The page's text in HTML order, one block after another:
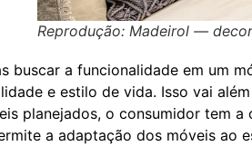
Reprodução: Madeirol —
buscar a funcionalidade em um
e estilo de vida. Isso vai
planejados, o consumidor tem
a adaptação dos móveis ao